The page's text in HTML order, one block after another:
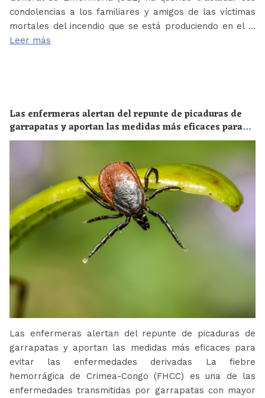
condolencias a los familiares y amigos de las víctimas
mortales del incendio que se está produciendo en el …
Leer más
Las enfermeras alertan del repunte de picaduras de
garrapatas y aportan las medidas más eficaces para
evitar las enfermedades derivadas
Las enfermeras alertan del repunte de picaduras de
garrapatas y aportan las medidas más eficaces para
evitar las enfermedades derivadas La fiebre
hemorrágica de Crimea-Congo (FHCC) es una de las
enfermedades transmitidas por garrapatas con mayor